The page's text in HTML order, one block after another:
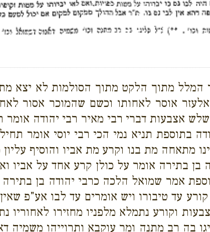
מתוך הלקט מתוך הסולמות לא יצא
אוסר לאחותו וכשם שהמוכר אסור
אצבעות דברי רבי מאיר רבי יהודה
בתוספת תניא נמי הכי רבי יוסי אומר
מתאחה מת בנו וקרע מת אביו והוסיף
בתירה אומר על כולן קרע אחד על אביו
אמר שמואל הלכה כרבי יהודה בן
עד טיבורו ויש אומרים עד לבו אע"פ
וקורע נתמלא מלפניו מחזירו
בה רב מתנה ומר עוקבא ותרוייהו